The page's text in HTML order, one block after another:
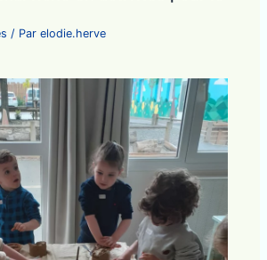
/ Parelodie.herve